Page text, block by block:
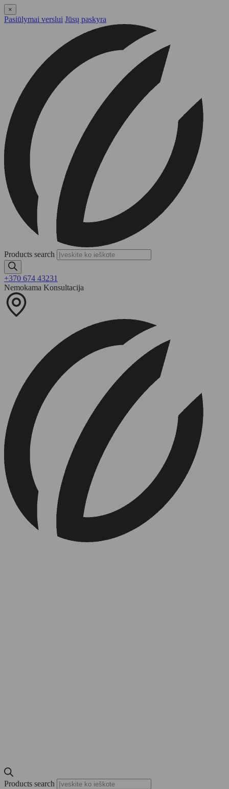
×
Pasiūlymai verslui Jūsų paskyra
Products search
+370 674 43231
Nemokama Konsultacija
Products search